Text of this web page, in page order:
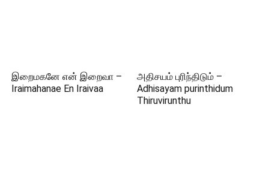
இறைமகனே என் இறைவா –
Iraimahanae En Iraivaa
அதிசயம் புரிந்திடும் –
Adhisayam purinthidum
Thiruvirunthu